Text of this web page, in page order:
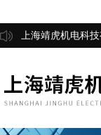
上海靖虎机电科